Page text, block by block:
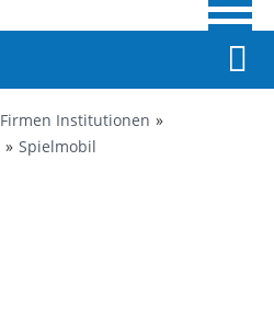
Firmen Institutionen
Spielmobil